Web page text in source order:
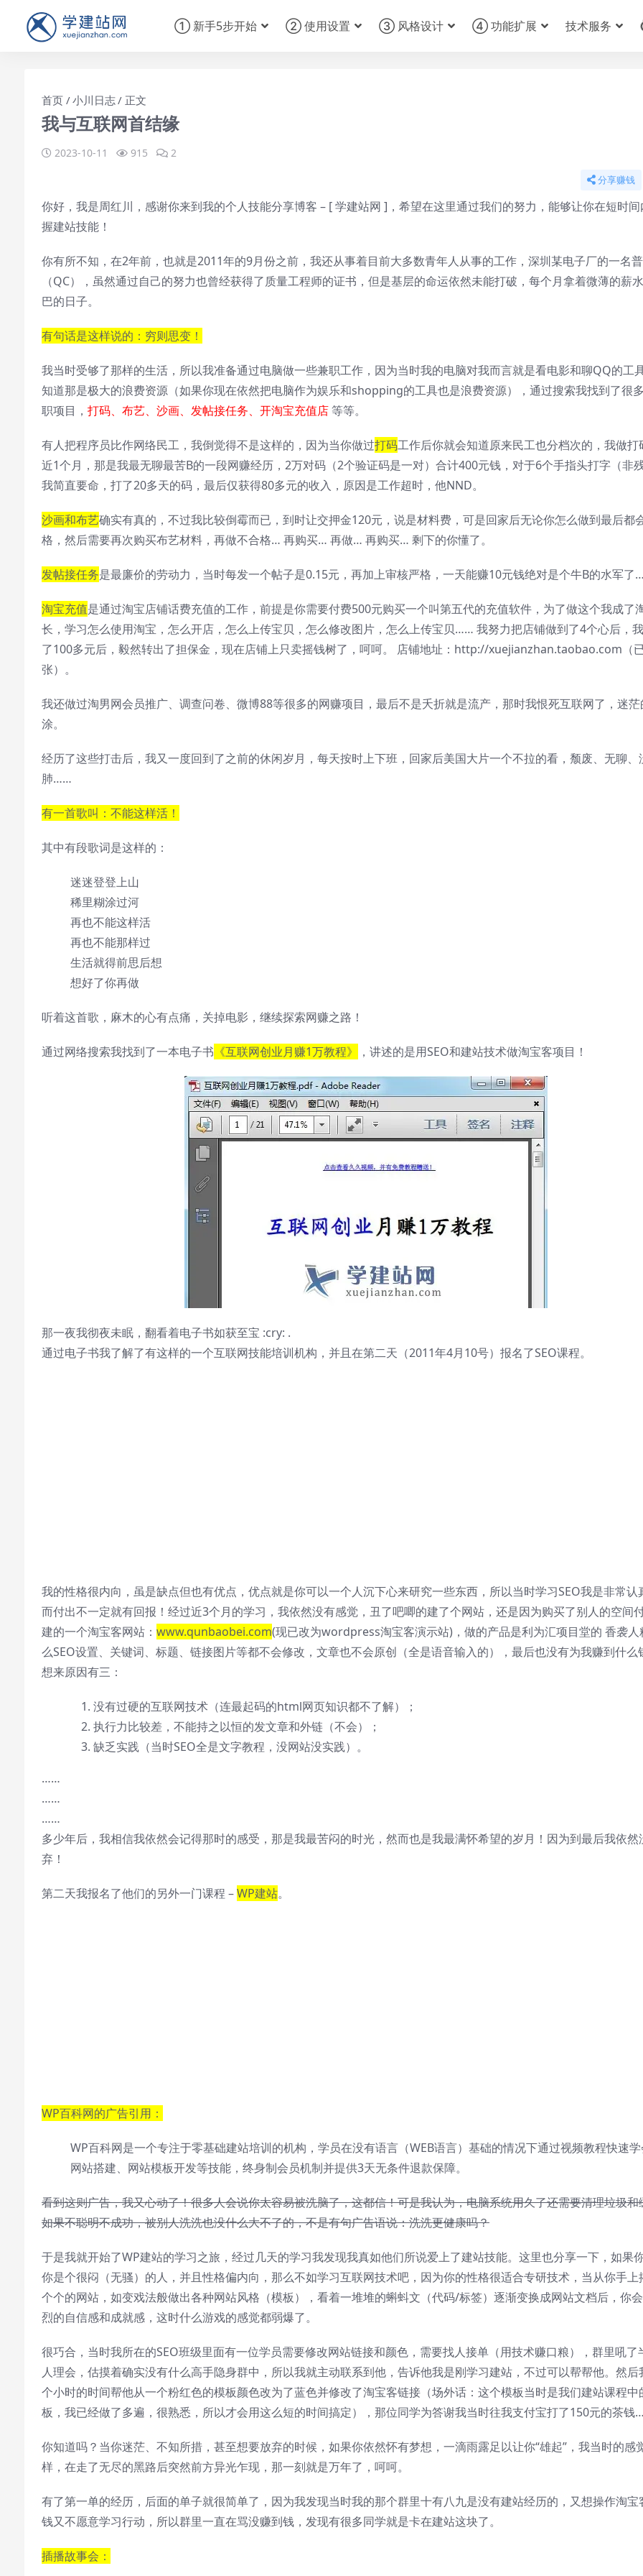
① 新手5步开始 ② 使用设置 ③ 风格设计 ④ 功能扩展 技术服务
首页 小川日志 正文
我与互联网首结缘
2023-10-11 915 2
分享赚钱
你好，我是周红川，感谢你来到我的个人技能分享博客 – [学建站网 ]，希望在这里通过我们的努力，能够让你在短时
握建站技能！
你有所不知，在2年前，也就是2011年的9月份之前，我还从事着目前大多数青年人从事的工作，深圳某电子厂的一名
（QC），虽然通过自己的努力也曾经获得了质量工程师的证书，但是基层的命运依然未能打破，每个月拿着微薄的薪
巴的日子。
有句话是这样说的：穷则思变！
我当时受够了那样的生活，所以我准备通过电脑做一些兼职工作，因为当时我的电脑对我而言就是看电影和聊QQ的工
知道那是极大的浪费资源（如果你现在依然把电脑作为娱乐和shopping的工具也是浪费资源），通过搜索我找到了很
职项目， 打码、布艺、沙画、发帖接任务、开淘宝充值店 等等。
有人把程序员比作网络民工，我倒觉得不是这样的，因为当你做过打码工作后你就会知道原来民工也分档次的，我做打
近1个月，那是我最无聊最苦B的一段网赚经历，2万对码（2个验证码是一对）合计400元钱，对于6个手指头打字（非
我简直要命，打了20多天的码，最后仅获得80多元的收入，原因是工作超时，他NND。
沙画和布艺确实有真的，不过我比较倒霉而已，到时让交押金120元，说是材料费，可是回家后无论你怎么做到最后都
格，然后需要再次购买布艺材料，再做不合格… 再购买… 再做… 再购买… 剩下的你懂了。
发帖接任务是最廉价的劳动力，当时每发一个帖子是0.15元，再加上审核严格，一天能赚10元钱绝对是个牛B的水军
淘宝充值是通过淘宝店铺话费充值的工作，前提是你需要付费500元购买一个叫第五代的充值软件，为了做这个我成了
长，学习怎么使用淘宝，怎么开店，怎么上传宝贝，怎么修改图片，怎么上传宝贝…… 我努力把店铺做到了4个心后，
了100多元后，毅然转出了担保金，现在店铺上只卖摇钱树了，呵呵。 店铺地址：http://xuejianzhan.taobao.com（
张）。
我还做过淘男网会员推广、调查问卷、微博88等很多的网赚项目，最后不是夭折就是流产，那时我恨死互联网了，迷
涂。
经历了这些打击后，我又一度回到了之前的休闲岁月，每天按时上下班，回家后美国大片一个不拉的看，颓废、无聊、
肺……
有一首歌叫：不能这样活！
其中有段歌词是这样的：
迷迷登登上山
稀里糊涂过河
再也不能这样活
再也不能那样过
生活就得前思后想
想好了你再做
听着这首歌，麻木的心有点痛，关掉电影，继续探索网赚之路！
通过网络搜索我找到了一本电子书 《互联网创业月赚1万教程》 ，讲述的是用SEO和建站技术做淘宝客项目！
那一夜我彻夜未眠，翻看着电子书如获至宝 :cry: .
通过电子书我了解了有这样的一个互联网技能培训机构，并且在第二天（2011年4月10号）报名了SEO课程。
我的性格很内向，虽是缺点但也有优点，优点就是你可以一个人沉下心来研究一些东西，所以当时学习SEO我是非常认
而付出不一定就有回报！经过近3个月的学习，我依然没有感觉，丑了吧唧的建了个网站，还是因为购买了别人的空间
建的一个淘宝客网站： www.qunbaobei.com(现已改为wordpress淘宝客演示站)，做的产品是利为汇项目堂的 香袭人
么SEO设置、关键词、标题、链接图片等都不会修改，文章也不会原创（全是语音输入的），最后也没有为我赚到什么
想来原因有三：
没有过硬的互联网技术（连最起码的html网页知识都不了解）；
执行力比较差，不能持之以恒的发文章和外链（不会）；
缺乏实践（当时SEO全是文字教程，没网站没实践）。
……
……
……
多少年后，我相信我依然会记得那时的感受，那是我最苦闷的时光，然而也是我最满怀希望的岁月！因为到最后我依然
弃！
第二天我报名了他们的另外一门课程 –WP建站。
WP百科网的广告引用：
WP百科网是一个专注于零基础建站培训的机构，学员在没有语言（WEB语言）基础的情况下通过视频教程快速
网站搭建、网站模板开发等技能，终身制会员机制并提供3天无条件退款保障。
看到这则广告，我又心动了！很多人会说你太容易被洗脑了，这都信！可是我认为，电脑系统用久了还需要清理垃圾和
如果不聪明不成功，被别人洗洗也没什么大不了的，不是有句广告语说：洗洗更健康吗？
于是我就开始了WP建站的学习之旅，经过几天的学习我发现我真如他们所说爱上了建站技能。这里也分享一下，如果
你是个很闷（无骚）的人，并且性格偏内向，那么不如学习互联网技术吧，因为你的性格很适合专研技术，当从你手上
个个的网站，如变戏法般做出各种网站风格（模板），看着一堆堆的蝌蚪文（代码/标签）逐渐变换成网站文档后，你
烈的自信感和成就感，这时什么游戏的感觉都弱爆了。
很巧合，当时我所在的SEO班级里面有一位学员需要修改网站链接和颜色，需要找人接单（用技术赚口粮），群里吼了
人理会，估摸着确实没有什么高手隐身群中，所以我就主动联系到他，告诉他我是刚学习建站，不过可以帮帮他。然后
个小时的时间帮他从一个粉红色的模板颜色改为了蓝色并修改了淘宝客链接（场外话：这个模板当时是我们建站课程中
板，我已经做了多遍，很熟悉，所以才会用这么短的时间搞定），那位同学为答谢我当时往我支付宝打了150元的茶
你知道吗？当你迷茫、不知所措，甚至想要放弃的时候，如果你依然怀有梦想，一滴雨露足以让你“雄起”，我当时的感
样，在走了无尽的黑路后突然前方异光乍现，那一刻就是万年了，呵呵。
有了第一单的经历，后面的单子就很简单了，因为我发现当时我的那个群里十有八九是没有建站经历的，又想操作淘宝
钱又不愿意学习行动，所以群里一直在骂没赚到钱，发现有很多同学就是卡在建站这块了。
插播故事会：